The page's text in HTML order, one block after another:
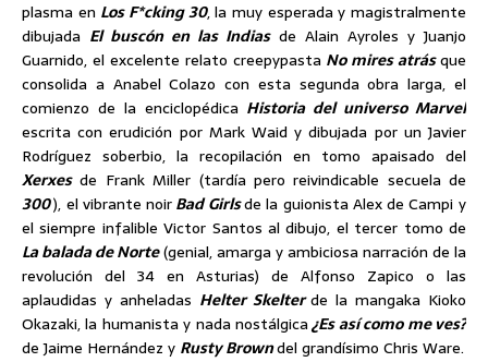
plasma en Los F*cking 30, la muy esperada y magistralmente
dibujada El buscón en las Indiasde Alain Ayroles y Juanjo
Guarnido, el excelente relato creepypasta No mires atrásque
consolida a Anabel Colazo con esta segunda obra larga, el
comienzo de la enciclopédica Historia del universo Marvel
escrita con erudición por Mark Waid y dibujada por un Javier
Rodríguez soberbio, la recopilación en tomo apaisado del
Xerxes de Frank Miller (tardía pero reivindicable secuela de
300), el vibrante noirBad Girlsde la guionista Alex de Campi y
el siempre infalible Victor Santos al dibujo, el tercer tomo de
La balada de Norte(genial, amarga y ambiciosa narración de la
revolución del 34 en Asturias) de Alfonso Zapico o las
aplaudidas y anheladas Helter Skelterde la mangaka Kioko
Okazaki, la humanista y nada nostálgica ¿Es así como me ves?
de Jaime Hernández y Rusty Browndel grandísimo Chris Ware.